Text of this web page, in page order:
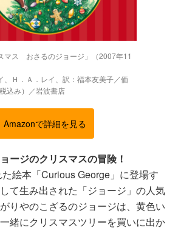
マス おさるのジョージ」（2007年11
、Ｈ．Ａ．レイ、訳：福本友美子／価
込み）／岩波書店
Amazonで詳細を見る
ージのクリスマスの冒険！
絵本「Curious George」に登場す
て生み出された「ジョージ」の人気
りやのこざるのジョージは、黄色い
緒にクリスマスツリーを買いに出か